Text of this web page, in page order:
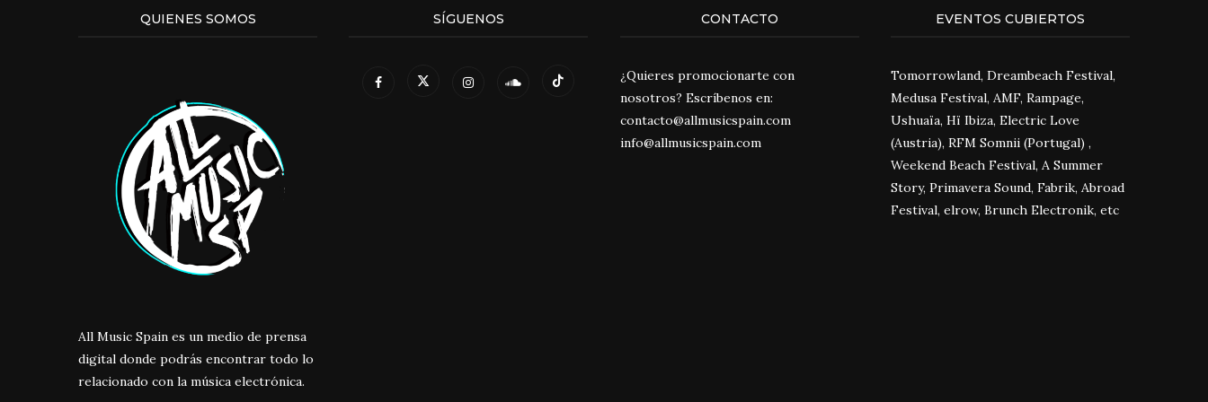
QUIENES SOMOS
All Music Spain es un medio de prensa
digital donde podrás encontrar todo lo
relacionado con la música electrónica.
SÍGUENOS CONTACTO
¿Quieres promocionarte con
nosotros? Escríbenos en:
contacto@allmusicspain.com
info@allmusicspain.com
EVENTOS CUBIERTOS
Tomorrowland, Dreambeach Festival,
Medusa Festival, AMF, Rampage,
Ushuaïa, Hï Ibiza, Electric Love
(Austria), RFM Somnii (Portugal) ,
Weekend Beach Festival, A Summer
Story, Primavera Sound, Fabrik, Abroad
Festival, elrow, Brunch Electronik, etc